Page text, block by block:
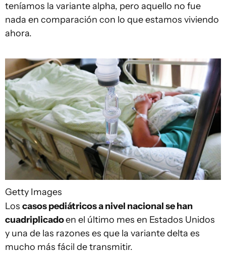
teníamos la variante alpha, pero aquello no fue
nada en comparación con lo que estamos viviendo
ahora.
Getty Images
Los casos pediátricos a nivel nacional se han
cuadriplicadoen el último mes en Estados Unidos
y una de las razones es que la variante delta es
mucho más fácil de transmitir.